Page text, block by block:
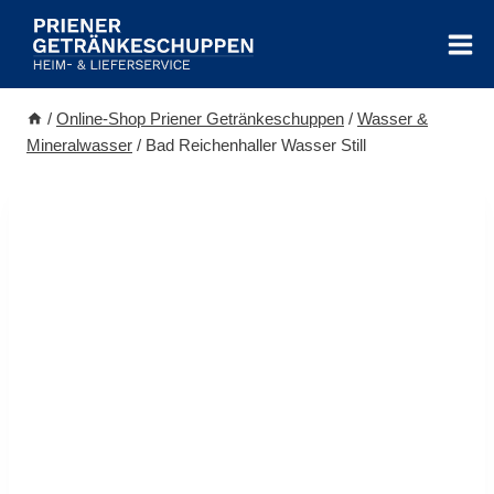
Zum
Inhalt
springen
/ Online-Shop Priener Getränkeschuppen / Wasser &
Mineralwasser / Bad Reichenhaller Wasser Still